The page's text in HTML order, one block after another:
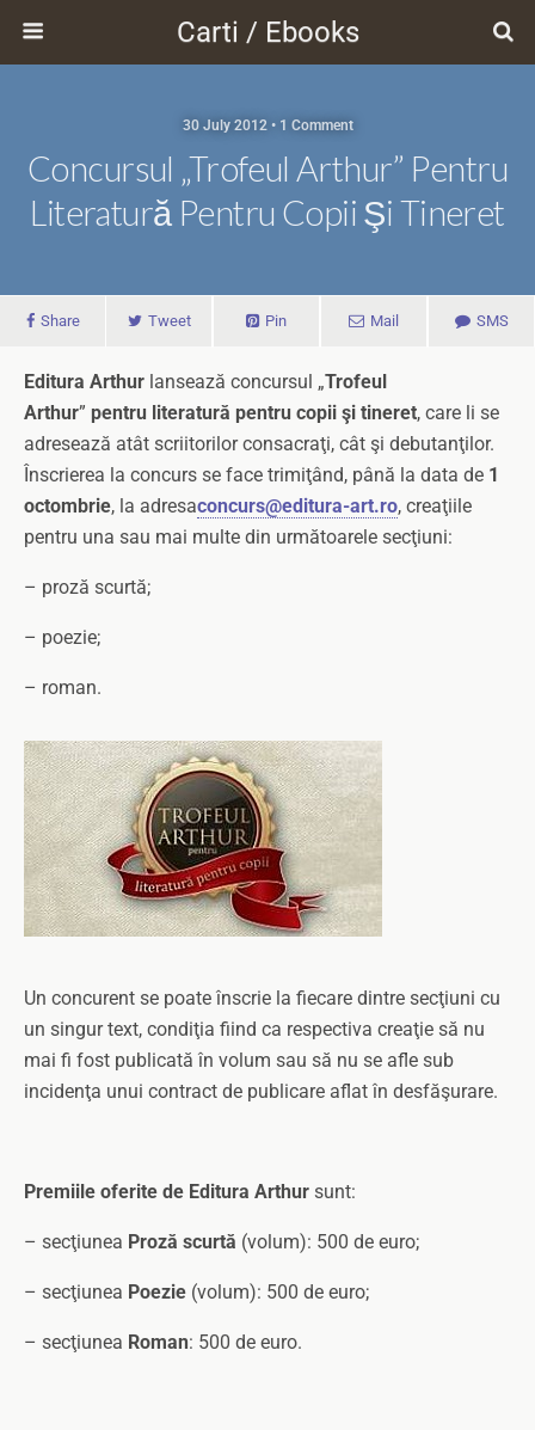
Carti / Ebooks
30 July 2012 • 1 Comment
Concursul „Trofeul Arthur” Pentru
Literatură Pentru Copii Şi Tineret
Share Tweet Pin Mail SMS
Editura Arthur lansează concursul „Trofeul
Arthur” pentru literatură pentru copii şi tineret, care li se
adresează atât scriitorilor consacraţi, cât şi debutanţilor.
Înscrierea la concurs se face trimiţând, până la data de 1
octombrie, la adresaconcurs@editura-art.ro, creaţiile
pentru una sau mai multe din următoarele secţiuni:
– proză scurtă;
– poezie;
– roman.
Un concurent se poate înscrie la fiecare dintre secţiuni cu
un singur text, condiţia fiind ca respectiva creaţie să nu
mai fi fost publicată în volum sau să nu se afle sub
incidenţa unui contract de publicare aflat în desfăşurare.
Premiile oferite de Editura Arthur sunt:
– secţiunea Proză scurtă (volum): 500 de euro;
– secţiunea Poezie (volum): 500 de euro;
– secţiunea Roman: 500 de euro.